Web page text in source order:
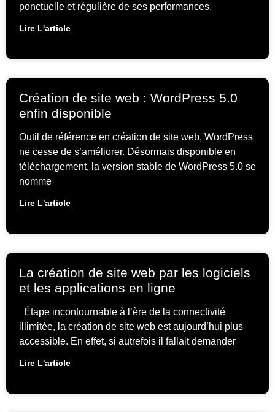
ponctuelle et régulière de ses performances.
Lire L'article
Création de site web : WordPress 5.0
enfin disponible
Outil de référence en création de site web, WordPress
ne cesse de s’améliorer. Désormais disponible en
téléchargement, la version stable de WordPress 5.0 se
nomme
Lire L'article
La création de site web par les logiciels
et les applications en ligne
Étape incontournable à l’ère de la connectivité
illimitée, la création de site web est aujourd’hui plus
accessible. En effet, si autrefois il fallait demander
Lire L'article